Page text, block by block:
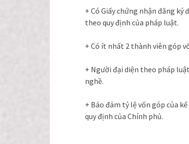
+ Có Giấy chứng nhận đăng
theo quy định của pháp luật.
+ Có ít nhất 2 thành viên góp
+ Người đại diện theo pháp
nghề.
+ Bảo đảm tỷ lệ vốn góp của
quy định của Chính phủ.